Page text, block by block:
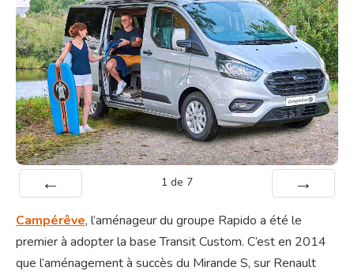
1 de 7
Campérêve, l’aménageur du groupe Rapido a été le
premier à adopter la base Transit Custom. C’est en 2014
que l’aménagement à succès du Mirande S, sur Renault